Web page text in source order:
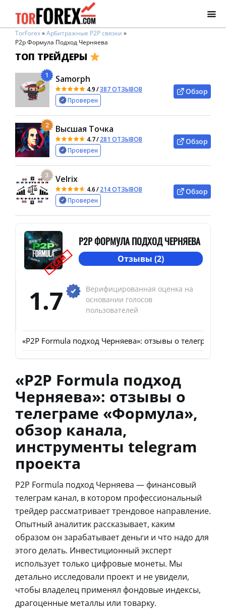
TorForex»Арбитражные P2P связки »
P2p Формула Подход Черняева
ТОП ТРЕЙДЕРЫ
1 Samorph
4.9/387 ОТЗЫВОВ
Проверен
Обзор
2 Высшая Точка
4.7/281 ОТЗЫВОВ
Проверен
Обзор
3 Velrix
4.6/214 ОТЗЫВОВ
Проверен
Обзор
SCAM
P2P ФОРМУЛА ПОДХОД ЧЕРНЯЕВА
Отзывы (2)
1.7
Верифицированная оценка на
основании голосов
пользователей
«P2P Formula подход Черняева»: отзывы о
«P2P Formula подход
Черняева»: отзывы о
телеграме «Формула»,
обзор канала,
инструменты telegram
проекта
P2P Formula подход Черняева — финансовый
телеграм канал, в котором профессиональный
трейдер рассматривает трендовое направление.
Опытный аналитик рассказывает, каким
образом он зарабатывает деньги и что надо для
этого делать. Инвестиционный эксперт
использует только цифровые монеты. Мы
детально исследовали проект и не увидели,
чтобы владелец применял фондовые индексы,
драгоценные металлы или товарку.